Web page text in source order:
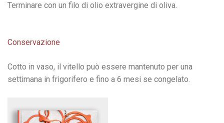
Terminare con un filo di olio extravergine di oliva.
Conservazione
Cotto in vaso, il vitello può essere mantenuto per una
settimana in frigorifero e fino a 6 mesi se congelato.